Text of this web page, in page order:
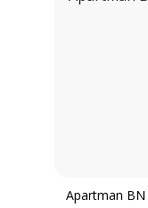
Apartman BN